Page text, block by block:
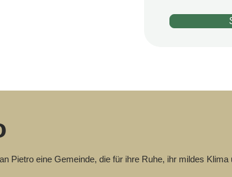
Pietro eine Gemeinde, die für ihre Ruhe, ihr mildes Klima